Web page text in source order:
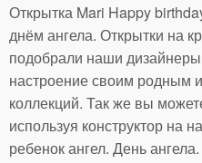
Открытка Mari Happy
днём ангела. Открытки на
подобрали наши
настроение своим родным
коллекций. Так же вы
используя конструктор на
ребенок ангел. День ангела.